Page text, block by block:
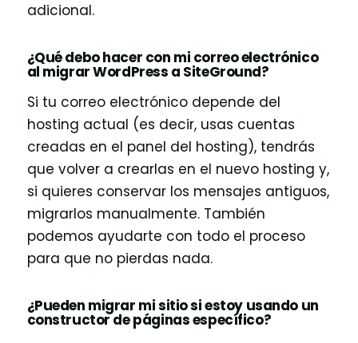
adicional.
¿Qué debo hacer con mi correo electrónico
al migrar WordPress a SiteGround?
Si tu correo electrónico depende del
hosting actual (es decir, usas cuentas
creadas en el panel del hosting), tendrás
que volver a crearlas en el nuevo hosting y,
si quieres conservar los mensajes antiguos,
migrarlos manualmente. También
podemos ayudarte con todo el proceso
para que no pierdas nada.
¿Pueden migrar mi sitio si estoy usando un
constructor de páginas específico?